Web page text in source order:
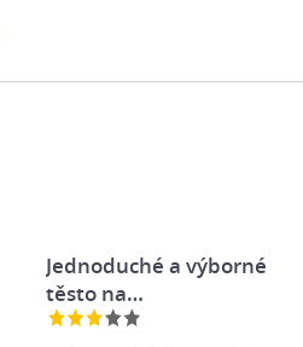
Jednoduché a výborné
těsto na…